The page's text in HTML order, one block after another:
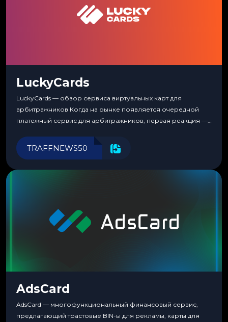
LuckyCards
LuckyCards — обзор сервиса виртуальных карт для
арбитражников Когда на рынке появляется очередной
платежный сервис для арбитражников, первая реакция —
перестаешь воспринимать всерьез любой новый продукт,
пока тот не докажет обратное делом. LuckyCards — история
TRAFFNEWS50
AdsCard
AdsCard — многофункциональный финансовый сервис,
предлагающий трастовые BIN-ы для рекламы, карты для